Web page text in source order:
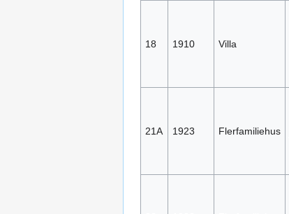
18 1910 Villa
21A 1923 Flerfamiliehus